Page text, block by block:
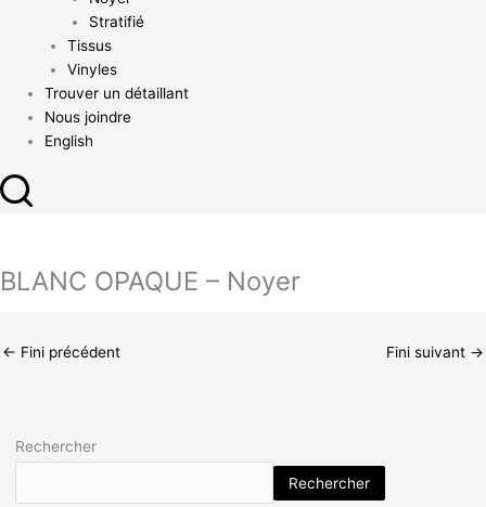
Stratifié
Tissus
Vinyles
Trouver un détaillant
Nous joindre
English
BLANC OPAQUE – Noyer
← Fini précédent Fini suivant →
Rechercher
Rechercher